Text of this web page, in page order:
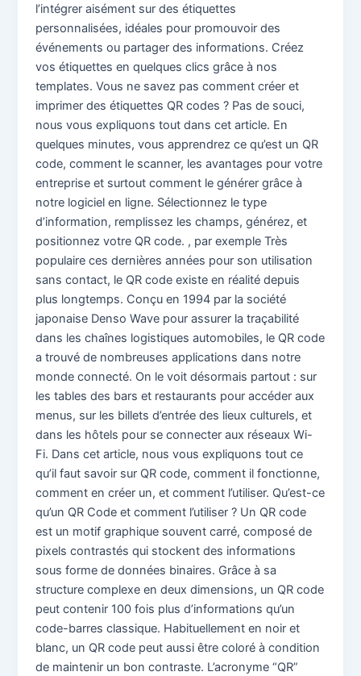
l’intégrer aisément sur des étiquettes
personnalisées, idéales pour promouvoir des
événements ou partager des informations. Créez
vos étiquettes en quelques clics grâce à nos
templates. Vous ne savez pas comment créer et
imprimer des étiquettes QR codes ? Pas de souci,
nous vous expliquons tout dans cet article. En
quelques minutes, vous apprendrez ce qu’est un QR
code, comment le scanner, les avantages pour votre
entreprise et surtout comment le générer grâce à
notre logiciel en ligne. Sélectionnez le type
d’information, remplissez les champs, générez, et
positionnez votre QR code. , par exemple Très
populaire ces dernières années pour son utilisation
sans contact, le QR code existe en réalité depuis
plus longtemps. Conçu en 1994 par la société
japonaise Denso Wave pour assurer la traçabilité
dans les chaînes logistiques automobiles, le QR code
a trouvé de nombreuses applications dans notre
monde connecté. On le voit désormais partout : sur
les tables des bars et restaurants pour accéder aux
menus, sur les billets d’entrée des lieux culturels, et
dans les hôtels pour se connecter aux réseaux Wi-
Fi. Dans cet article, nous vous expliquons tout ce
qu’il faut savoir sur QR code, comment il fonctionne,
comment en créer un, et comment l’utiliser. Qu’est-ce
qu’un QR Code et comment l’utiliser ? Un QR code
est un motif graphique souvent carré, composé de
pixels contrastés qui stockent des informations
sous forme de données binaires. Grâce à sa
structure complexe en deux dimensions, un QR code
peut contenir 100 fois plus d’informations qu’un
code-barres classique. Habituellement en noir et
blanc, un QR code peut aussi être coloré à condition
de maintenir un bon contraste. L’acronyme “QR”